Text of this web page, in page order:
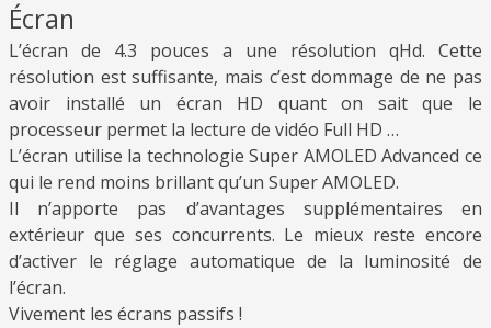
Écran
L’écran de 4.3 pouces a une résolution qHd. Cette
résolution est suffisante, mais c’est dommage de ne pas
avoir installé un écran HD quant on sait que le
processeur permet la lecture de vidéo Full HD …
L’écran utilise la technologie Super AMOLED Advanced ce
qui le rend moins brillant qu’un Super AMOLED.
Il n’apporte pas d’avantages supplémentaires en
extérieur que ses concurrents. Le mieux reste encore
d’activer le réglage automatique de la luminosité de
l’écran.
Vivement les écrans passifs !